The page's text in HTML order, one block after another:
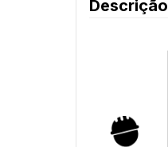
Descrição